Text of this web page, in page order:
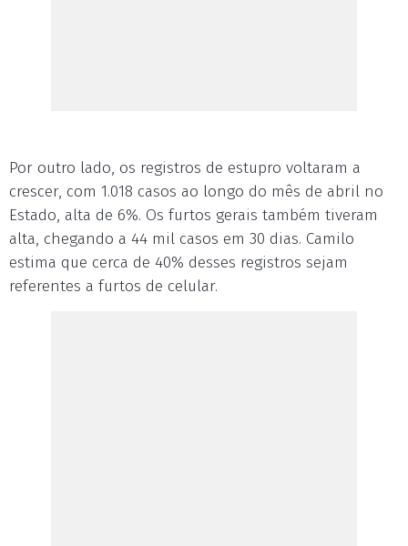
Por outro lado, os registros de estupro voltaram a
crescer, com 1.018 casos ao longo do mês de abril no
Estado, alta de 6%. Os furtos gerais também tiveram
alta, chegando a 44 mil casos em 30 dias. Camilo
estima que cerca de 40% desses registros sejam
referentes a furtos de celular.